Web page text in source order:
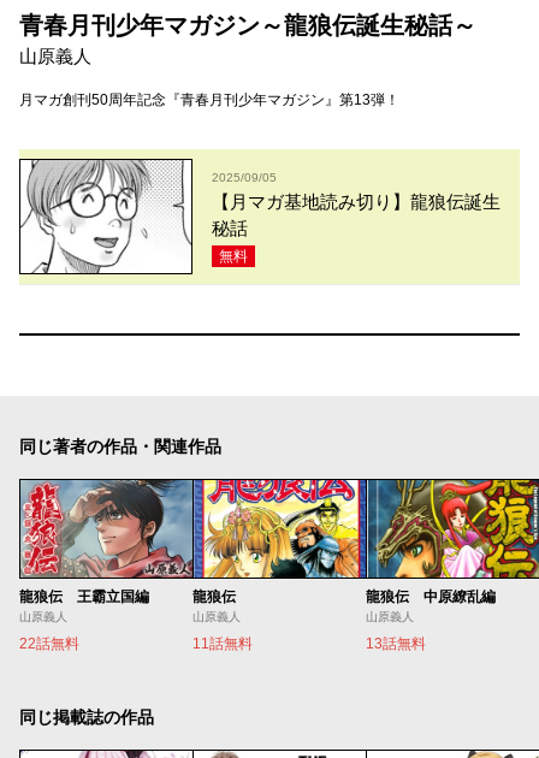
青春月刊少年マガジン～龍狼伝誕生秘話～
山原義人
月マガ創刊50周年記念『青春月刊少年マガジン』第13弾！
2025/09/05
【月マガ基地読み切り】龍狼伝誕生
秘話
無料
同じ著者の作品・関連作品
龍狼伝 王霸立国編
山原義人
22話無料
龍狼伝
山原義人
11話無料
龍狼伝 中原繚乱編
山原義人
13話無料
同じ掲載誌の作品